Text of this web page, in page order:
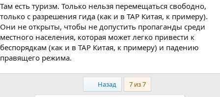
Там есть туризм. Только нельзя перемещаться свободно,
только с разрешения гида (как и в ТАР Китая, к примеру).
Они не открыты, чтобы не допустить пропаганды среди
местного населения, которая может легко привести к
беспорядкам (как и в ТАР Китая, к примеру) и падению
правящего режима.
ПервыйНазад 7 из 7